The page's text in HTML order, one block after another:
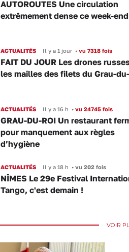
AUTOROUTES Une circulation
extrêmement dense ce week-end
ACTUALITÉS Il y a 1 jour •vu 7318 fois
FAIT DU JOUR Les drones
les mailles des filets du Grau-
ACTUALITÉS Il y a 16 h •vu 24745 fois
GRAU-DU-ROI Un restaurant
pour manquement aux règles
d’hygiène
ACTUALITÉS Il y a 18 h •vu 202 fois
NÎMES Le 29e Festival
Tango, c'est demain !
VOIR